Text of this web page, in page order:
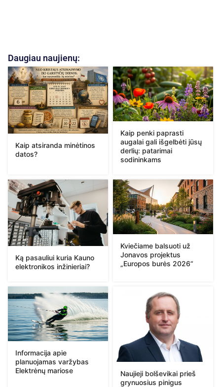
Daugiau naujienų:
Kaip atsiranda minėtinos
datos?
Kaip penki paprasti
augalai gali išgelbėti jūsų
derlių: patarimai
sodininkams
Ką pasauliui kuria Kauno
elektronikos inžinieriai?
Kviečiame balsuoti už
Jonavos projektus
„Europos burės 2026“
Informacija apie
planuojamas varžybas
Elektrėnų mariose
Naujieji bolševikai prieš
grynuosius pinigus